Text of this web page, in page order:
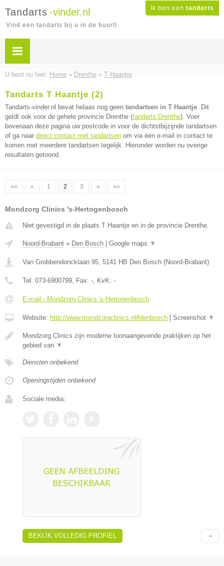
Ik ben een tandarts
Tandarts -vinder.nl
Vind een tandarts bij u in de buurt!
U bent nu hier: Home » Drenthe » T Haantje
Tandarts T Haantje (2)
Tandarts-vinder.nl bevat helaas nog geen tandartsen in T Haantje. Dit
geldt ook voor de gehele provincie Drenthe (tandarts Drenthe). Voer
bovenaan deze pagina uw postcode in voor de dichtstbijzijnde tandartsen
of ga naar direct contact met tandartsen om via één e-mail in contact te
komen met meerdere tandartsen tegelijk. Hieronder worden nu overige
resultaten getoond.
«« « 1 2 3 » »»
Mondzorg Clinics 's-Hertogenbosch
Niet gevestigd in de plaats T Haantje en in de provincie Drenthe.
Noord-Brabant » Den Bosch Google maps ▼
Van Grobbendoncklaan 95, 5141 HB Den Bosch (Noord-Brabant)
Tel: 073-6900799, Fax: -, KvK: -
E-mail › Mondzorg Clinics 's-Hertogenbosch
Website: http://www.mondzorgclinics.nl#denbosch Screenshot ▼
Mondzorg Clinics zijn moderne toonaangevende praktijken op het
gebied van ▼
Diensten onbekend
Openingstijden onbekend
Sociale media:
BEKIJK VOLLEDIG PROFIEL